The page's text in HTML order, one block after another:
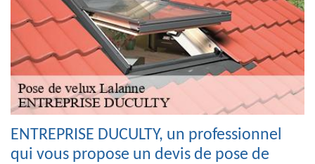
ENTREPRISE DUCULTY, un professionnel
qui vous propose un devis de pose de